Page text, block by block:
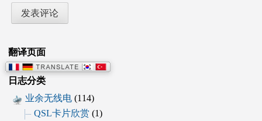
翻译页面
日志分类
业余无线电(114)
QSL卡片欣赏 (1)